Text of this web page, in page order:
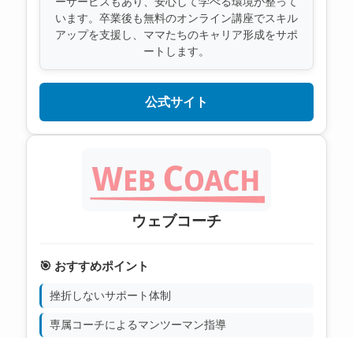
います。卒業後も無料のオンライン講座でスキル
アップを支援し、ママたちのキャリア形成をサポ
ートします。
公式サイト
ウェブコーチ
🎯 おすすめポイント
挫折しないサポート体制
専属コーチによるマンツーマン指導